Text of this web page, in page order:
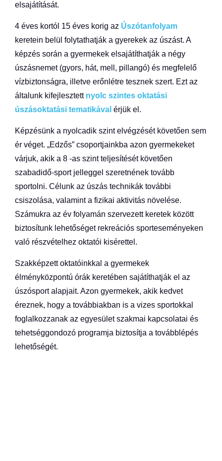
elsajátítását.
4 éves kortól 15 éves korig az Úszótanfolyam
keretein belül folytathatják a gyerekek az úszást. A
képzés során a gyermekek elsajátíthatják a négy
úszásnemet (gyors, hát, mell, pillangó) és megfelelő
vízbiztonságra, illetve erőnlétre tesznek szert. Ezt az
általunk kifejlesztett nyolc szintes oktatási
úszásoktatási tematikával érjük el.
Képzésünk a nyolcadik szint elvégzését követően sem
ér véget. „Edzős” csoportjainkba azon gyermekeket
várjuk, akik a 8 -as szint teljesítését követően
szabadidő-sport jelleggel szeretnének tovább
sportolni. Célunk az úszás technikák további
csiszolása, valamint a fizikai aktivitás növelése.
Számukra az év folyamán szervezett keretek között
biztosítunk lehetőséget rekreációs sporteseményeken
való részvételhez oktatói kisérettel.
Szakképzett oktatóinkkal a gyermekek
élményközpontú órák keretében sajátíthatják el az
úszósport alapjait. Azon gyermekek, akik kedvet
éreznek, hogy a továbbiakban is a vizes sportokkal
foglalkozzanak az egyesület szakmai kapcsolatai és
tehetséggondozó programja biztosítja a továbblépés
lehetőségét.